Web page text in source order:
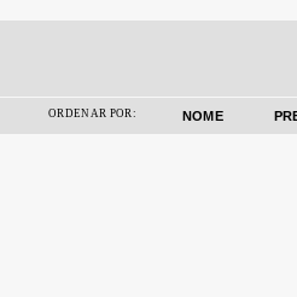
ORDENAR POR: NOME